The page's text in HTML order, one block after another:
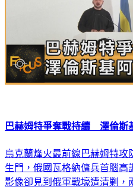
巴赫姆特爭奪戰持續 澤倫斯
烏克蘭烽火最前線巴赫姆特
生門，俄國瓦格納傭兵首腦
影像卻見到俄軍戰壕遭清剿，